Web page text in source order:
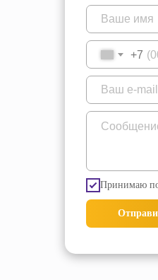
+7
Принимаю